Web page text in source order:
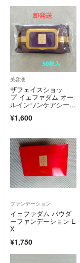
美容液
ザフェイスショッ
プ イェファダム オー
ルインワンケアシー
¥1,600
ファンデーション
イェファダム パウダ
ーファンデーション E
X
¥1,750